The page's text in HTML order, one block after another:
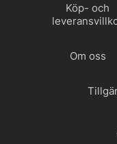
Köp- och
Om oss